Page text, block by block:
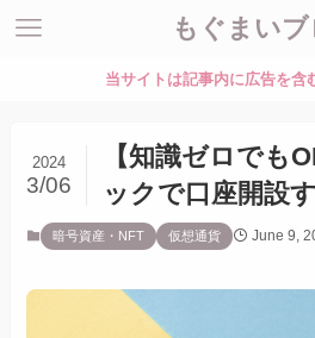
もぐまい
当サイトは記事内に広告を含
【知識ゼロでも
ックで口座開設
2024
3/06
暗号資産・NFT 仮想通貨 June 9,